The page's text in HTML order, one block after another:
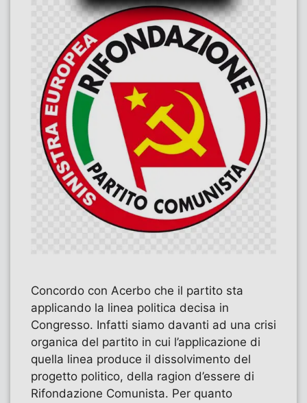
Concordo con Acerbo che il partito sta
applicando la linea politica decisa in
Congresso. Infatti siamo davanti ad una crisi
organica del partito in cui l’applicazione di
quella linea produce il dissolvimento del
progetto politico, della ragion d’essere di
Rifondazione Comunista. Per quanto